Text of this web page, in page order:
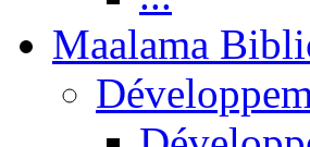
Maalama